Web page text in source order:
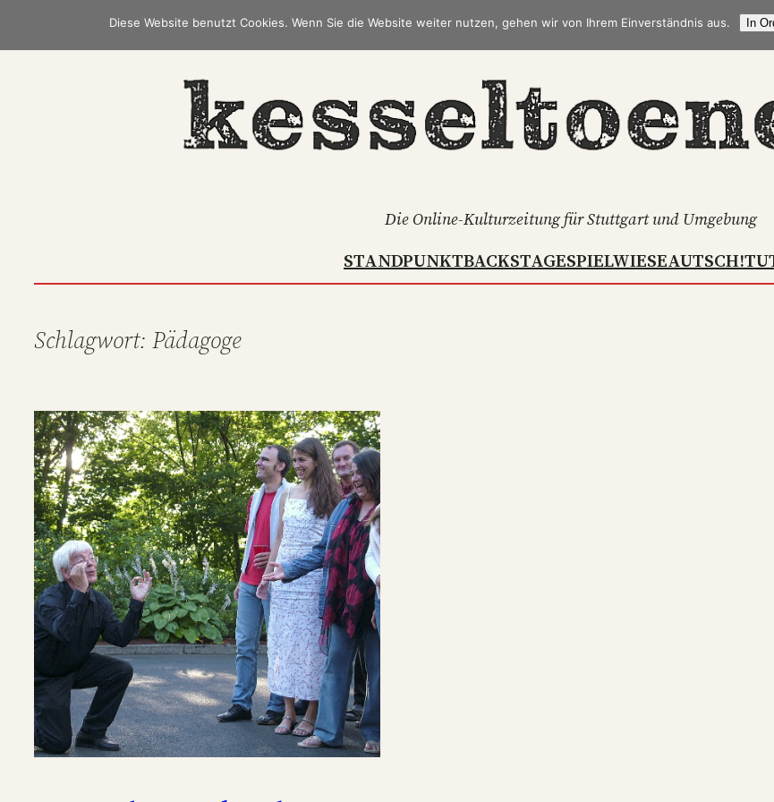
Inhalt
Die Online-Kulturzeitung für Stuttgart und Umgebung
STANDPUNKTBACKSTAGESPIELWIESEAUTSCH!
Schlagwort: Pädagoge
Diese Website benutzt Cookies. Wenn Sie die Website weiter nutzen, gehen wir von Ihrem Einverständnis aus. In